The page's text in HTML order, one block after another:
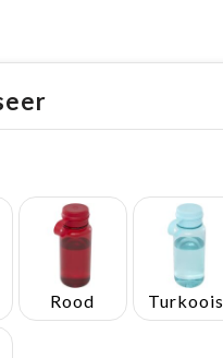
Rood Turkoois